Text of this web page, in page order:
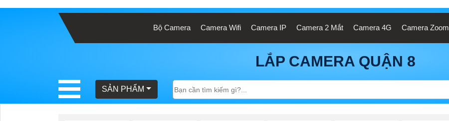
Bộ Camera Camera Wifi Camera IP Camera 2 Mắt Camera 4G Camera Zoom
LẮP CAMERA QUẬN 8
SẢN PHẨM